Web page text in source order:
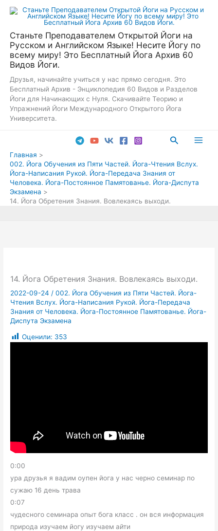
Перейти
Станьте Преподавателем Открытой Йоги на
Русском и Английском Языке! Несите Йогу по
всему миру! Это Бесплатный Йога Архив 60
Видов Йоги.
Друзья, начинайте учиться у нас прямо сегодня. Это
Бесплатный Архив - Энциклопедия 60 Видов и Разделов
Йоги для Начинающих с Нуля. Скачивайте Теорию и
Упражнений Йоги Международного Открытого Йога
Университета.
Поиск
Главная
002. Йога Обучения из Пяти Частей. Йога-Чтения Вслух.
Йога-Написания Рукой. Йога-Передача Знания от
Человека. Йога-Постоянное Памятованье. Йога-Диспута
Экзамена
14. Йога Обретения Знания. Вовлекаясь выходи.
14. Йога Обретения Знания. Вовлекаясь выходи.
2022-09-24 /002. Йога Обучения из Пяти Частей. Йога-
Чтения Вслух. Йога-Написания Рукой. Йога-Передача
Знания от Человека. Йога-Постоянное Памятованье. Йога-
Диспута Экзамена
Оценили: 353
0:00
ура друзья я вадим оупен йога у нас черно семинар по
сужаю 16 день трава
0:07
чудесного семинара опыт бога класс . он вся информация
природа изучаем йогу изучаем айти